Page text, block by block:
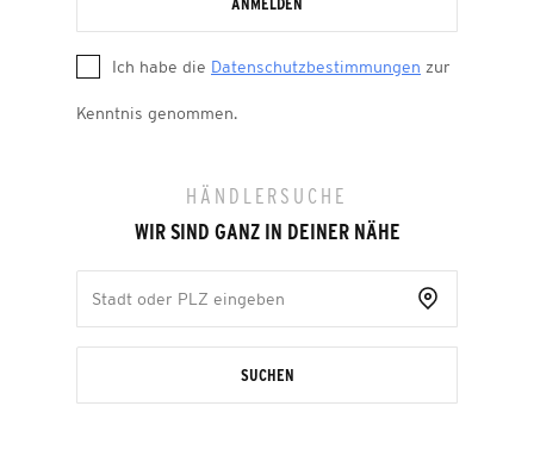
Ich habe die Datenschutzbestimmungen zur
Kenntnis genommen.
HÄNDLERSUCHE
WIR SIND GANZ IN DEINER NÄHE
SUCHEN